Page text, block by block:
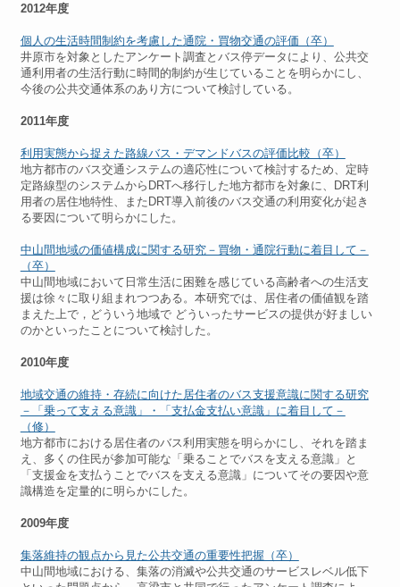
2012年度
個人の生活時間制約を考慮した通院・買物交通の評価（卒）
井原市を対象としたアンケート調査とバス停データにより、公共交
通利用者の生活行動に時間的制約が生じていることを明らかにし、
今後の公共交通体系のあり方について検討している。
2011年度
利用実態から捉えた路線バス・デマンドバスの評価比較（卒）
地方都市のバス交通システムの適応性について検討するため、定時
定路線型のシステムからDRTへ移行した地方都市を対象に、DRT利
用者の居住地特性、またDRT導入前後のバス交通の利用変化が起き
る要因について明らかにした。
中山間地域の価値構成に関する研究－買物・通院行動に着目して－
（卒）
中山間地域において日常生活に困難を感じている高齢者への生活支
援は徐々に取り組まれつつある。本研究では、居住者の価値観を踏
まえた上で，どういう地域で どういったサービスの提供が好ましい
のかといったことについて検討した。
2010年度
地域交通の維持・存続に向けた居住者のバス支援意識に関する研究
－「乗って支える意識」・「支払金支払い意識」に着目して－
（修）
地方都市における居住者のバス利用実態を明らかにし、それを踏ま
え、多くの住民が参加可能な「乗ることでバスを支える意識」と
「支援金を支払うことでバスを支える意識」についてその要因や意
識構造を定量的に明らかにした。
2009年度
集落維持の観点から見た公共交通の重要性把握（卒）
中山間地域における、集落の消滅や公共交通のサービスレベル低下